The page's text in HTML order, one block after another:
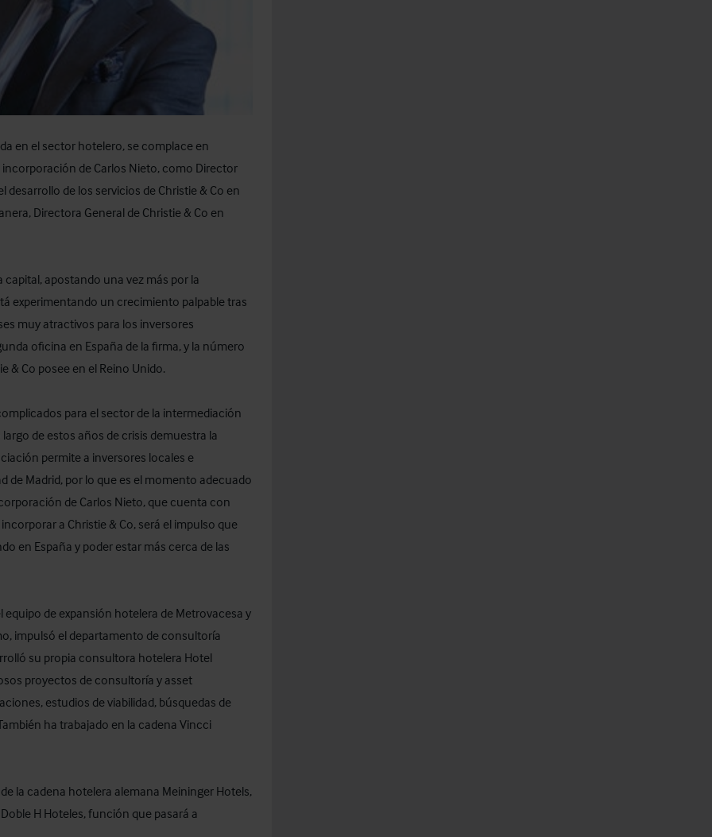
en el sector hotelero, se complace en
de Carlos Nieto, como Director
desarrollo de los servicios de Christie & Co en
Directora General de Christie & Co en
apostando una vez más por la
experimentando un crecimiento palpable tras
muy atractivos para los inversores
oficina en España de la firma, y la número
& Co posee en el Reino Unido.
para el sector de la intermediación
de estos años de crisis demuestra la
permite a inversores locales e
Madrid, por lo que es el momento adecuado
de Carlos Nieto, que cuenta con
a Christie & Co, será el impulso que
en España y poder estar más cerca de las
de expansión hotelera de Metrovacesa y
impulsó el departamento de consultoría
su propia consultora hotelera Hotel
proyectos de consultoría y asset
estudios de viabilidad, búsquedas de
ha trabajado en la cadena Vincci
la cadena hotelera alemana Meininger Hotels,
H Hoteles, función que pasará a